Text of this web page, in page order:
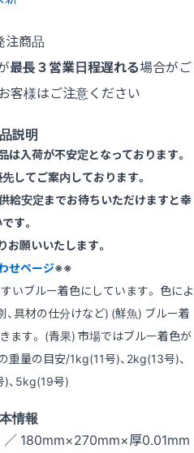
注商品
最長３営業日程遅れる場合がご
客様はご注意ください
説明
入荷が不安定となっております。
してご案内しております。
給安定までお待ちいただけますと幸
す。
お願いいたします。
せページ※※
いブルー着色にしています。 色によ
具材の仕分けなど) (鮮魚) ブルー着
ます。 (青果) 市場ではブルー着色が
重量の目安/1kg(11号)、2kg(13号)、
、5kg(19号)
情報
／ 180mm×270mm×厚0.01mm